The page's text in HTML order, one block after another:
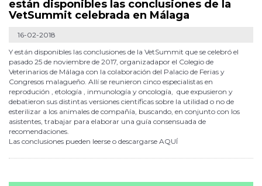
están disponibles las conclusiones de la
VetSummit celebrada en Málaga
16-02-2018
Y están disponibles las conclusiones de la VetSummit que se celebró el
pasado 25 de noviembre de 2017, organizadapor el Colegio de
Veterinarios de Málaga con la colaboración del Palacio de Ferias y
Congresos malagueño. Allí se reunieron cinco especialistas en
reprodución , etología , inmunología y oncología, que expusieron y
debatieron sus distintas versiones científicas sobre la utilidad o no de
esterilizar a los animales de compañía, buscando, en conjunto con los
asistentes, trabajar para elaborar una guía consensuada de
recomendaciones.
Las conclusiones pueden leerse o descargarse AQUÍ